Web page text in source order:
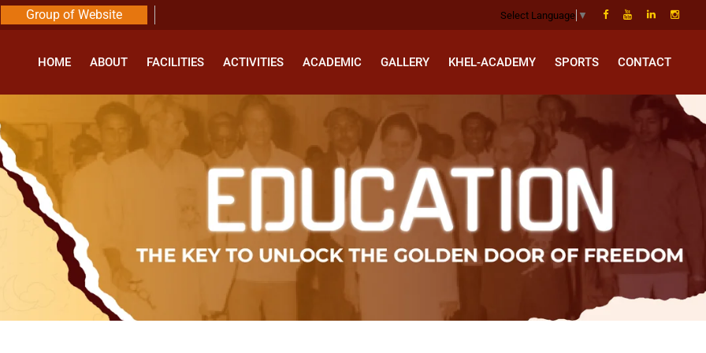
Group of Website Select Language ▼
HOME ABOUT FACILITIES ACTIVITIES ACADEMIC GALLERY KHEL-ACADEMY SPORTS CONTACT